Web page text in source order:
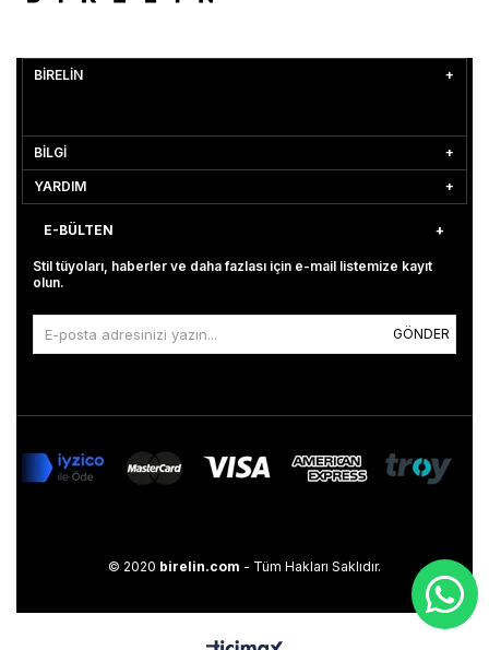
BİRELİN
BİLGİ
YARDIM
E-BÜLTEN
Stil tüyoları, haberler ve daha fazlası için e-mail listemize kayıt
olun.
GÖNDER
© 2020 birelin.com - Tüm Hakları Saklıdır.